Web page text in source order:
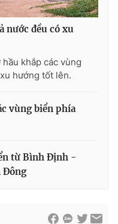
Nam
nước đều có xu
khắp các vùng
hướng tốt lên.
vùng biển phía
từ Bình Định -
Đông